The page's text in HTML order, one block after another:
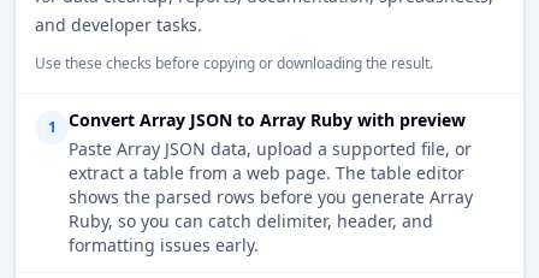
and developer tasks.
Use these checks before copying or downloading the result.
1
Convert Array JSON to Array Ruby with preview
Paste Array JSON data, upload a supported file, or
extract a table from a web page. The table editor
shows the parsed rows before you generate Array
Ruby, so you can catch delimiter, header, and
formatting issues early.